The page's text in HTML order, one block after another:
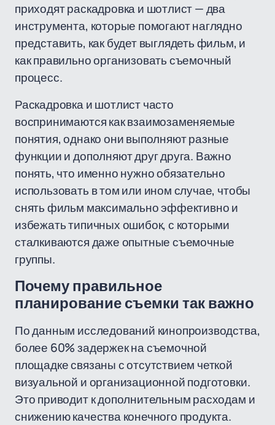
приходят раскадровка и шотлист — два
инструмента, которые помогают наглядно
представить, как будет выглядеть фильм, и
как правильно организовать съемочный
процесс.
Раскадровка и шотлист часто
воспринимаются как взаимозаменяемые
понятия, однако они выполняют разные
функции и дополняют друг друга. Важно
понять, что именно нужно обязательно
использовать в том или ином случае, чтобы
снять фильм максимально эффективно и
избежать типичных ошибок, с которыми
сталкиваются даже опытные съемочные
группы.
Почему правильное
планирование съемки так важно
По данным исследований кинопроизводства,
более 60% задержек на съемочной
площадке связаны с отсутствием четкой
визуальной и организационной подготовки.
Это приводит к дополнительным расходам и
снижению качества конечного продукта.